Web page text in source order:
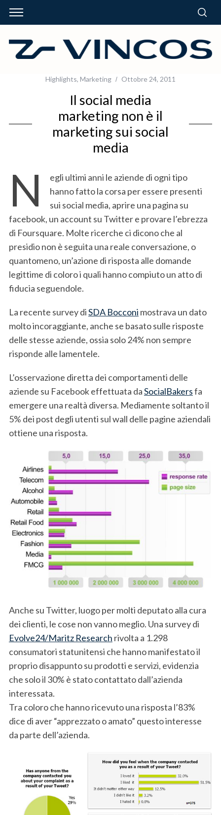
Highlights, Marketing Ottobre 24, 2011
Il social media
marketing non è il
marketing sui social
media
N
egli ultimi anni le aziende di ogni tipo
hanno fatto la corsa per essere presenti
sui social media, aprire una pagina su
facebook, un account su Twitter e provare l’ebrezza
di Foursquare. Molte ricerche ci dicono che al
presidio non è seguita una reale conversazione, o
quantomeno, un’azione di risposta alle domande
legittime di coloro i quali hanno compiuto un atto di
fiducia seguendole.
La recente survey diSDA Bocconi mostrava un dato
molto incoraggiante, anche se basato sulle risposte
delle stesse aziende, ossia solo 24% non sempre
risponde alle lamentele.
L’osservazione diretta dei comportamenti delle
aziende su Facebook effettuata daSocialBakersfa
emergere una realtà diversa. Mediamente soltanto il
5% dei post degli utenti sul wall delle pagine aziendali
ottiene una risposta.
Anche su Twitter, luogo per molti deputato alla cura
dei clienti, le cose non vanno meglio. Una survey di
Evolve24/Maritz Research rivolta a 1.298
consumatori statunitensi che hanno manifestato il
proprio disappunto su prodotti e servizi, evidenzia
che solo il 30% è stato contattato dall’azienda
interessata.
Tra coloro che hanno ricevuto una risposta l’83%
dice di aver “apprezzato o amato” questo interesse
da parte dell’azienda.